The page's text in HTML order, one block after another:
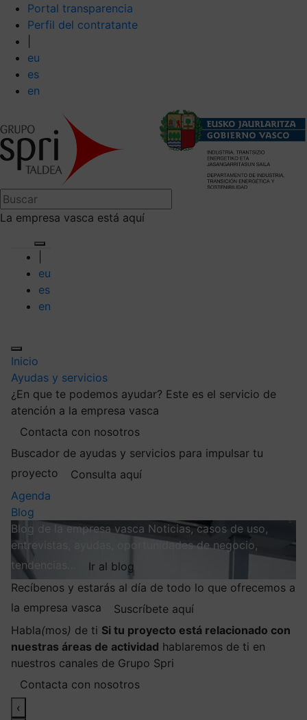
Portal transparencia
Perfil del contratante
eu
es
en
La empresa vasca está aquí
eu
es
en
Inicio
Ayudas y servicios
¿En que te podemos ayudar? Este es el servicio de
atención a la empresa vasca
Contacta con nosotros
Buscador de ayudas y servicios para impulsar tu
proyecto
Consulta aquí
Agenda
Blog
Blog de la empresa vasca Noticias, casos de uso,
entrevistas, ayudas, oportunidades de negocio,
tendencias…
Ir al blog
Recíbenos y estarás al día de todo lo que ofrecemos a
la empresa vasca
Suscríbete aquí
Habla(mos) de ti Si tu proyecto está relacionado con
nuestras áreas de actividad hablaremos de ti en
nuestros canales de Grupo Spri
Contacta con nosotros
‹